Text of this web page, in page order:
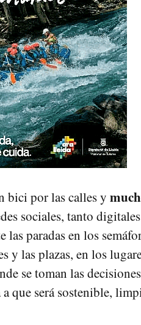
bici por las calles y
sociales, tanto
paradas en los
y las plazas, en los
se toman las
que será sostenible,